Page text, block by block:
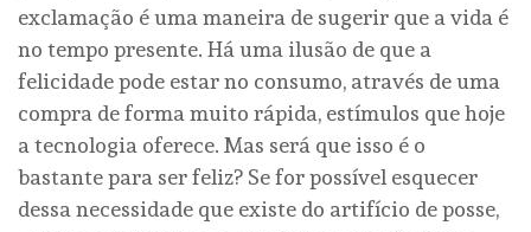
exclamação é uma maneira de sugerir que a vida é
no tempo presente. Há uma ilusão de que a
felicidade pode estar no consumo, através de uma
compra de forma muito rápida, estímulos que hoje
a tecnologia oferece. Mas será que isso é o
bastante para ser feliz? Se for possível esquecer
dessa necessidade que existe do artifício de posse,